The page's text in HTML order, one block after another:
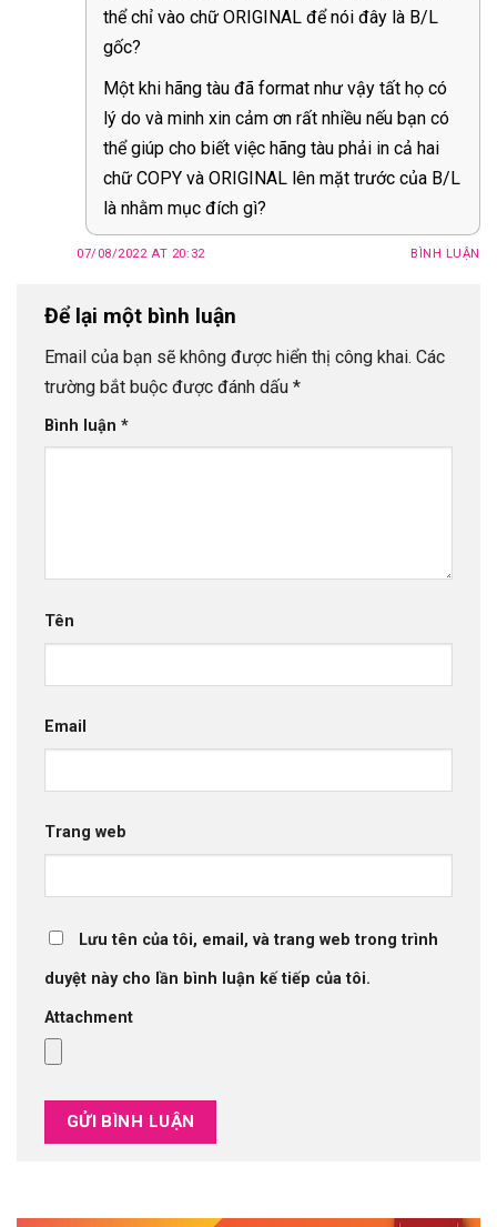
thể chỉ vào chữ ORIGINAL để nói đây là B/L
gốc?
Một khi hãng tàu đã format như vậy tất họ có
lý do và minh xin cảm ơn rất nhiều nếu bạn có
thể giúp cho biết việc hãng tàu phải in cả hai
chữ COPY và ORIGINAL lên mặt trước của B/L
là nhằm mục đích gì?
07/08/2022 AT 20:32 BÌNH LUẬN
Để lại một bình luận
Email của bạn sẽ không được hiển thị công khai. Các
trường bắt buộc được đánh dấu *
Bình luận *
Tên
Email
Trang web
Lưu tên của tôi, email, và trang web trong trình
duyệt này cho lần bình luận kế tiếp của tôi.
Attachment